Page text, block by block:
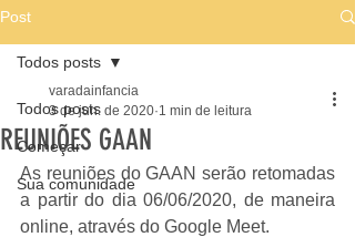
Post
Todos posts
Começar
Sua comunidade
Todos posts
REUNIÕES GAAN
varadainfancia
3 de jun. de 2020 1 min de leitura
As reuniões do GAAN serão retomadas
a partir do dia 06/06/2020, de maneira
online, através do Google Meet.